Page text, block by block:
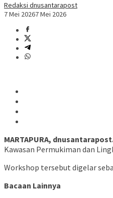
Redaksi dnusantarapost
7 Mei 20267 Mei 2026
MARTAPURA,
Kawasan Permukiman dan
Workshop tersebut digelar
Bacaan Lainnya